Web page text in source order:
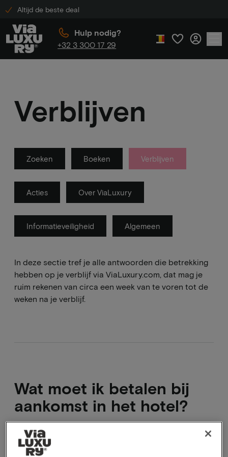
Altijd de beste deal
Hulp nodig?
+32 3 300 17 29
Verblijven
Zoeken Boeken Verblijven
Acties Over ViaLuxury
Informatieveiligheid Algemeen
In deze sectie tref je alle antwoorden die betrekking
hebben op je verblijf via ViaLuxury.com, dat mag je
ruim rekenen van circa een week van te voren tot de
weken na je verblijf.
Wat moet ik betalen bij
aankomst in het hotel?
De volledige reissom heb je voor vertrek voldaan. Ter
plaatste moet je enkel de lokale belastingen te